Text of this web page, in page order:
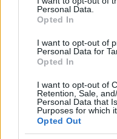
Personal Data.
Opted In
I want to opt-out of
Personal Data for
Opted In
I want to opt-out of
Retention, Sale,
Personal Data that
Purposes for which
Opted Out
dolgozott a stáb.
monitoron látta,
ezért rendre
a színészekkel -
forgatást. A
eddig gondjai, de
hírverést Szaúd-